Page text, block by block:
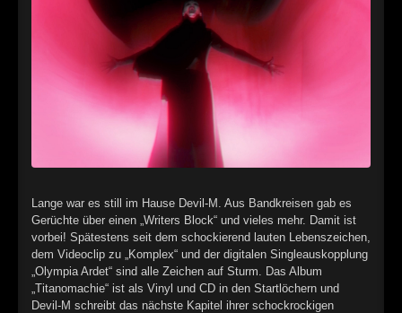
►
►
►
►
►
►
Lange war es still im Hause Devil-M. Aus Bandkreisen gab es
Gerüchte über einen „Writers Block“ und vieles mehr. Damit ist
vorbei! Spätestens seit dem schockierend lauten Lebenszeichen,
dem Videoclip zu „Komplex“ und der digitalen Singleauskopplung
„Olympia Ardet“ sind alle Zeichen auf Sturm. Das Album
„Titanomachie“ ist als Vinyl und CD in den Startlöchern und
Devil-M schreibt das nächste Kapitel ihrer schockrockigen